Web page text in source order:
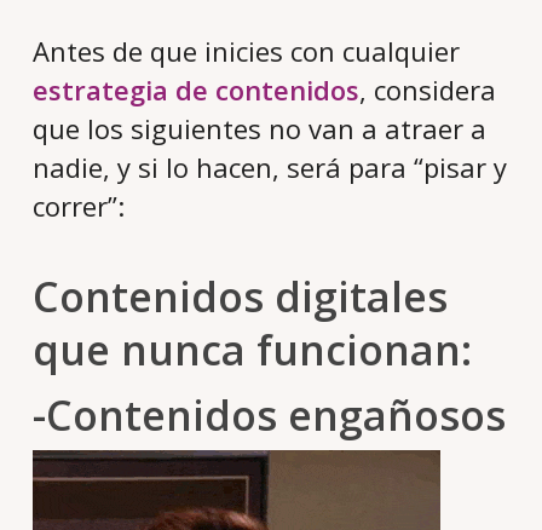
Antes de que inicies con cualquier
estrategia de contenidos, considera
que los siguientes no van a atraer a
nadie, y si lo hacen, será para “pisar y
correr”:
Contenidos digitales
que nunca funcionan:
-Contenidos engañosos